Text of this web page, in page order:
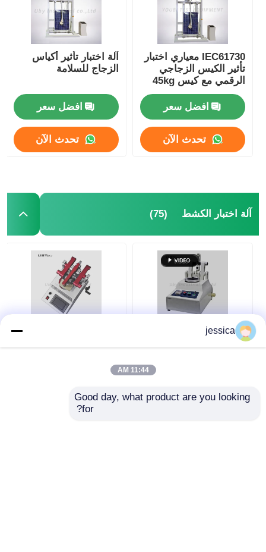
IEC61730 معياري اختبار
تأثير الكيس الزجاجي
الرقمي مع كيس 45kg
لتحقيق السلامة الزجاج
افضل سعر
تحدث الآن
آلة اختبار تأثير أكياس
الزجاج للسلامة
افضل سعر
تحدث الآن
آلة اختبار الكشط (75)
الهشاشة UP-1010
للكشط و اختبار التشذيب
jessica
11:44 AM
Good day, what product are you looking
for?